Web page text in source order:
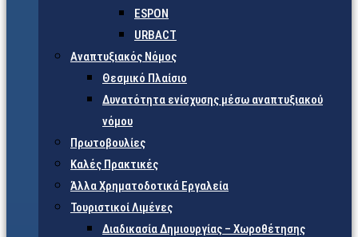
ESPON
URBACT
Αναπτυξιακός Νόμος
Θεσμικό Πλαίσιο
Δυνατότητα ενίσχυσης μέσω αναπτυξιακού
νόμου
Πρωτοβουλίες
Καλές Πρακτικές
Άλλα Χρηματοδοτικά Εργαλεία
Τουριστικοί Λιμένες
Διαδικασία Δημιουργίας – Χωροθέτησης